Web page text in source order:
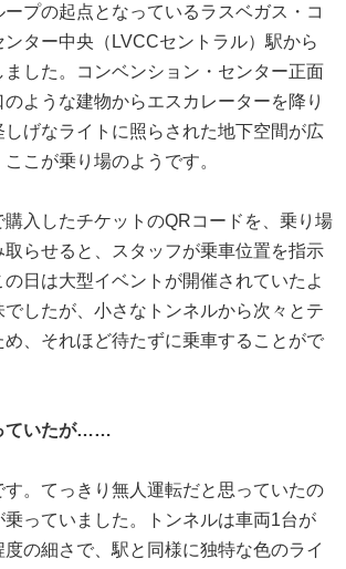
プの起点となっているラスベガス・コ
ンター中央（LVCCセントラル）駅から
ました。コンベンション・センター正面
ような建物からエスカレーターを降り
しげなライトに照らされた地下空間が広
こが乗り場のようです。
購入したチケットのQRコードを、乗り場
取らせると、スタッフが乗車位置を指示
の日は大型イベントが開催されていたよ
でしたが、小さなトンネルから次々とテ
め、それほど待たずに乗車することがで
ていたが……
す。てっきり無人運転だと思っていたの
乗っていました。トンネルは車両1台が
の細さで、駅と同様に独特な色のライ